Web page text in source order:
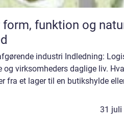
funktion og
industri Indledning:
virksomheders daglige liv.
fra et lager til en butikshylde
31 juli